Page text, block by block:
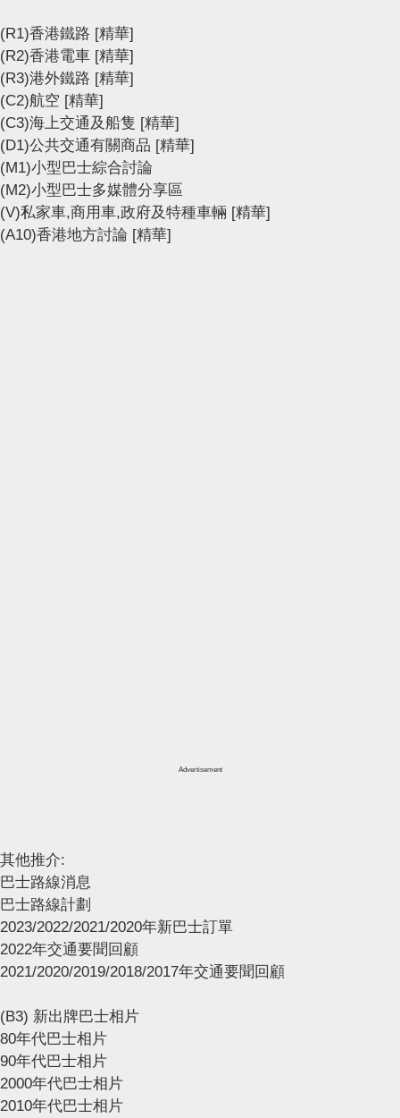
(R1)香港鐵路 [精華]
(R2)香港電車 [精華]
(R3)港外鐵路 [精華]
(C2)航空 [精華]
(C3)海上交通及船隻 [精華]
(D1)公共交通有關商品 [精華]
(M1)小型巴士綜合討論
(M2)小型巴士多媒體分享區
(V)私家車,商用車,政府及特種車輛 [精華]
(A10)香港地方討論 [精華]
Advertisement
其他推介:
巴士路線消息
巴士路線計劃
2023/2022/2021/2020年新巴士訂單
2022年交通要聞回顧
2021/2020/2019/2018/2017年交通要聞回顧
(B3) 新出牌巴士相片
80年代巴士相片
90年代巴士相片
2000年代巴士相片
2010年代巴士相片